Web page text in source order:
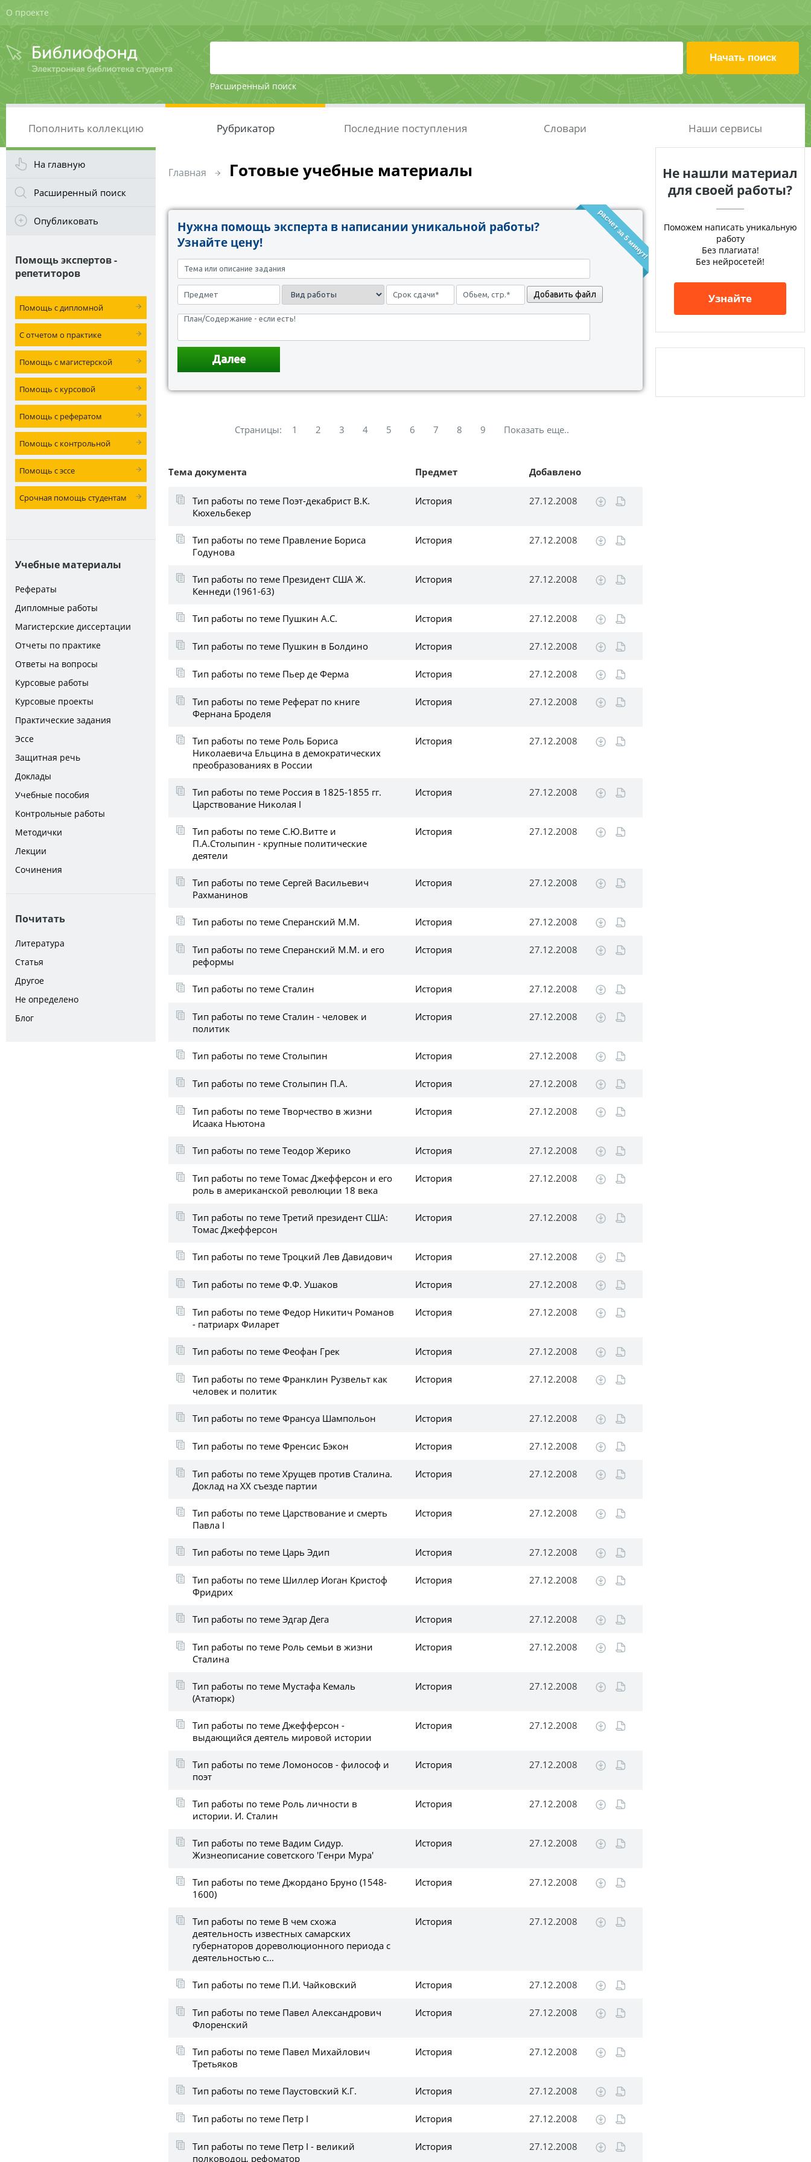
О проекте
Расширенный поиск
Пополнить коллекцию Рубрикатор Последние поступления Словари Наши сервисы
На главную
Расширенный поиск
Опубликовать
Помощь экспертов -
репетиторов
Помощь с дипломной
С отчетом о практике
Помощь с магистерской
Помощь с курсовой
Помощь с рефератом
Помощь с контрольной
Помощь с эссе
Срочная помощь студентам
Учебные материалы
Рефераты
Дипломные работы
Магистерские диссертации
Отчеты по практике
Ответы на вопросы
Курсовые работы
Курсовые проекты
Практические задания
Эссе
Защитная речь
Доклады
Учебные пособия
Контрольные работы
Методички
Лекции
Сочинения
Почитать
Литература
Статья
Другое
Не определено
Блог
Главная Готовые учебные материалы
расчет за 5 минут!
Нужна помощь эксперта в написании уникальной работы?
Узнайте цену!
Добавить файл
Страницы: 1 2 3 4 5 6 7 8 9 Показать еще..
Тема документа Предмет Добавлено
Тип работы по теме Поэт-декабрист В.К.
Кюхельбекер
История 27.12.2008
Тип работы по теме Правление Бориса
Годунова
История 27.12.2008
Тип работы по теме Президент США Ж.
Кеннеди (1961-63)
История 27.12.2008
Тип работы по теме Пушкин А.С. История 27.12.2008
Тип работы по теме Пушкин в Болдино История 27.12.2008
Тип работы по теме Пьер де Ферма История 27.12.2008
Тип работы по теме Реферат по книге
Фернана Броделя
История 27.12.2008
Тип работы по теме Роль Бориса
Николаевича Ельцинa в демократических
преобразованиях в России
История 27.12.2008
Тип работы по теме Россия в 1825-1855 гг.
Царствование Николая I
История 27.12.2008
Тип работы по теме С.Ю.Витте и
П.А.Столыпин - крупные политические
деятели
История 27.12.2008
Тип работы по теме Сергей Васильевич
Рахманинов
История 27.12.2008
Тип работы по теме Сперанский М.М. История 27.12.2008
Тип работы по теме Сперанский М.М. и его
реформы
История 27.12.2008
Тип работы по теме Сталин История 27.12.2008
Тип работы по теме Сталин - человек и
политик
История 27.12.2008
Тип работы по теме Столыпин История 27.12.2008
Тип работы по теме Столыпин П.А. История 27.12.2008
Тип работы по теме Творчество в жизни
Исаака Ньютона
История 27.12.2008
Тип работы по теме Теодор Жерико История 27.12.2008
Тип работы по теме Томас Джефферсон и его
роль в американской революции 18 века
История 27.12.2008
Тип работы по теме Третий президент США:
Томас Джефферсон
История 27.12.2008
Тип работы по теме Троцкий Лев Давидович История 27.12.2008
Тип работы по теме Ф.Ф. Ушаков История 27.12.2008
Тип работы по теме Федор Никитич Романов
- патриарх Филарет
История 27.12.2008
Тип работы по теме Феофан Грек История 27.12.2008
Тип работы по теме Франклин Рузвельт как
человек и политик
История 27.12.2008
Тип работы по теме Франсуа Шампольон История 27.12.2008
Тип работы по теме Френсис Бэкон История 27.12.2008
Тип работы по теме Хрущев против Сталина.
Доклад на XX съезде партии
История 27.12.2008
Тип работы по теме Царствование и смерть
Павла I
История 27.12.2008
Тип работы по теме Царь Эдип История 27.12.2008
Тип работы по теме Шиллер Иоган Кристоф
Фридрих
История 27.12.2008
Тип работы по теме Эдгар Дега История 27.12.2008
Тип работы по теме Роль семьи в жизни
Сталина
История 27.12.2008
Тип работы по теме Мустафа Кемаль
(Ататюрк)
История 27.12.2008
Тип работы по теме Джефферсон -
выдающийся деятель мировой истории
История 27.12.2008
Тип работы по теме Ломоносов - философ и
поэт
История 27.12.2008
Тип работы по теме Роль личности в
истории. И. Сталин
История 27.12.2008
Тип работы по теме Вадим Сидур.
Жизнеописание советского 'Генри Мура'
История 27.12.2008
Тип работы по теме Джордано Бруно (1548-
1600)
История 27.12.2008
Тип работы по теме В чем схожа
деятельность известных самарских
губернаторов дореволюционного периода с
деятельностью с...
История 27.12.2008
Тип работы по теме П.И. Чайковский История 27.12.2008
Тип работы по теме Павел Александрович
Флоренский
История 27.12.2008
Тип работы по теме Павел Михайлович
Третьяков
История 27.12.2008
Тип работы по теме Паустовский К.Г. История 27.12.2008
Тип работы по теме Петр I История 27.12.2008
Тип работы по теме Петр I - великий
полководоц, pефоматоp
История 27.12.2008
Не нашли материал
для своей работы?
Поможем написать уникальную
работу
Без плагиата!
Без нейросетей!
Узнайте